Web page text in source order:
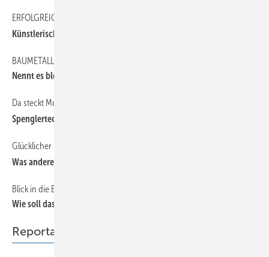
ERFOLGREICH In LANDSHUT
Künstlerische Meisterstücke
BAUMETALL on Tour: Kreative Kupferwerkstatt in Wien
Nennt es bloß nicht „Spuren“!
Da steckt Musik drin
Spenglertechnik rockt
Glücklicher und Gesünder
Was andere Berufsgrup pen vom Handwerk lernen können
Blick in die Branchenzukunft
Wie soll das mit dem Dachhandwerk nur weitergehen?
Reportage